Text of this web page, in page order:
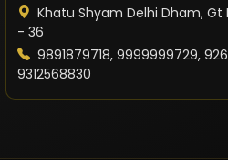
Khatu Shyam Delhi Dham, Gt
- 36
9891879718, 9999999729,
9312568830